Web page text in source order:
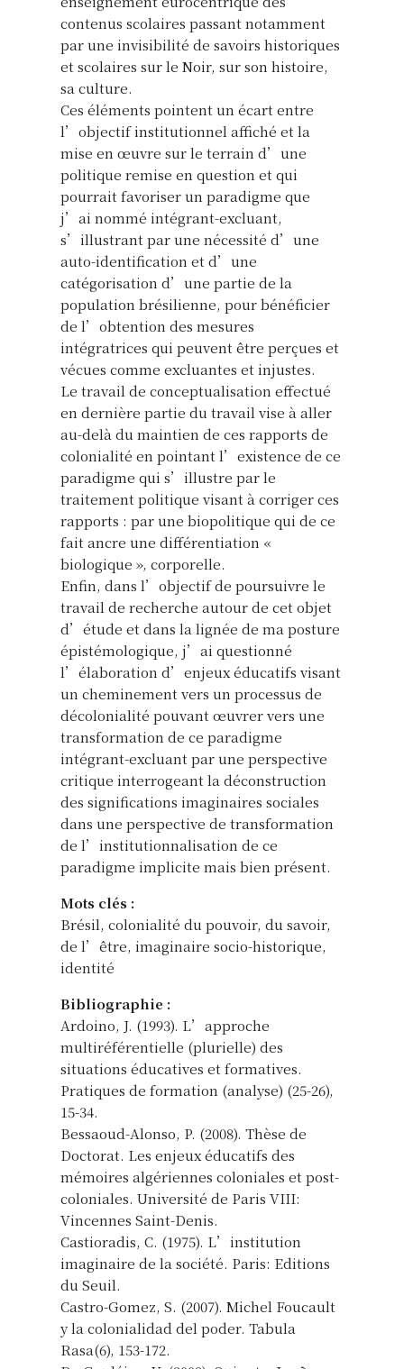
contenus scolaires passant notamment
par une invisibilité de savoirs historiques
et scolaires sur le Noir, sur son histoire,
sa culture.
Ces éléments pointent un écart entre
l’objectif institutionnel affiché et la
mise en œuvre sur le terrain d’une
politique remise en question et qui
pourrait favoriser un paradigme que
j’ai nommé intégrant-excluant,
s’illustrant par une nécessité d’une
auto-identification et d’une
catégorisation d’une partie de la
population brésilienne, pour bénéficier
de l’obtention des mesures
intégratrices qui peuvent être perçues et
vécues comme excluantes et injustes.
Le travail de conceptualisation effectué
en dernière partie du travail vise à aller
au-delà du maintien de ces rapports de
colonialité en pointant l’existence de ce
paradigme qui s’illustre par le
traitement politique visant à corriger ces
rapports : par une biopolitique qui de ce
fait ancre une différentiation «
biologique », corporelle.
Enfin, dans l’objectif de poursuivre le
travail de recherche autour de cet objet
d’étude et dans la lignée de ma posture
épistémologique, j’ai questionné
l’élaboration d’enjeux éducatifs visant
un cheminement vers un processus de
décolonialité pouvant œuvrer vers une
transformation de ce paradigme
intégrant-excluant par une perspective
critique interrogeant la déconstruction
des significations imaginaires sociales
dans une perspective de transformation
de l’institutionnalisation de ce
paradigme implicite mais bien présent.
Mots clés :
Brésil, colonialité du pouvoir, du savoir,
de l’être, imaginaire socio-historique,
identité
Bibliographie :
Ardoino, J. (1993). L’approche
multiréférentielle (plurielle) des
situations éducatives et formatives.
Pratiques de formation (analyse) (25-26),
15-34.
Bessaoud-Alonso, P. (2008). Thèse de
Doctorat. Les enjeux éducatifs des
mémoires algériennes coloniales et post-
coloniales. Université de Paris VIII:
Vincennes Saint-Denis.
Castioradis, C. (1975). L’institution
imaginaire de la société. Paris: Editions
du Seuil.
Castro-Gomez, S. (2007). Michel Foucault
y la colonialidad del poder. Tabula
Rasa(6), 153-172.